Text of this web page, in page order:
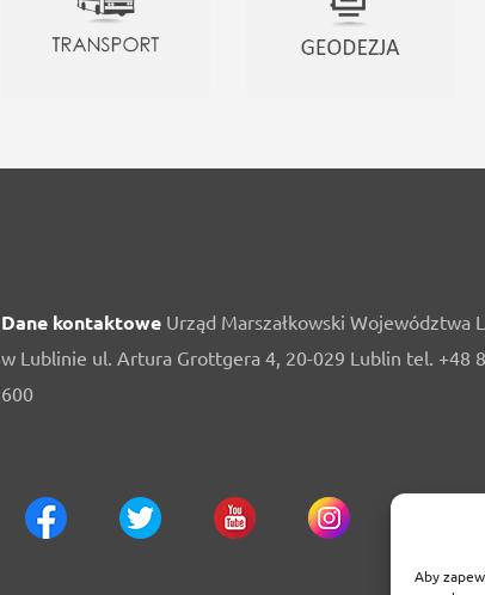
Aby
Dane kontaktowe Urząd Marszałkowski Województwa
w Lublinie ul. Artura Grottgera 4, 20-029 Lublin tel. +48
600